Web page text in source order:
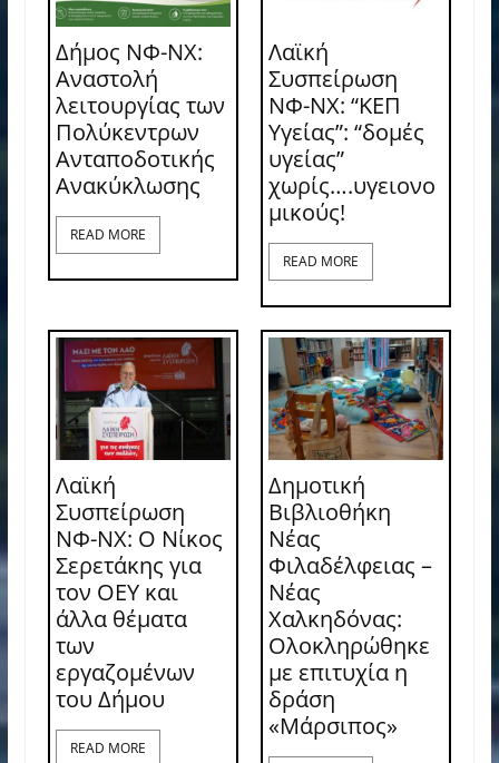
Δήμος ΝΦ-ΝΧ:
Αναστολή
λειτουργίας των
Πολύκεντρων
Ανταποδοτικής
Ανακύκλωσης
READ MORE
Λαϊκή
Συσπείρωση
ΝΦ-ΝΧ: “ΚΕΠ
Υγείας”: “δομές
υγείας”
χωρίς….υγειονο
μικούς!
READ MORE
Λαϊκή
Συσπείρωση
ΝΦ-ΝΧ: O Νίκος
Σερετάκης για
τον ΟΕΥ και
άλλα θέματα
των
εργαζομένων
του Δήμου
READ MORE
Δημοτική
Βιβλιοθήκη
Νέας
Φιλαδέλφειας –
Νέας
Χαλκηδόνας:
Ολοκληρώθηκε
με επιτυχία η
δράση
«Μάρσιπος»